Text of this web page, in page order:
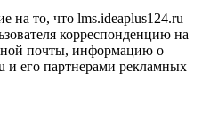
на то, что lms.ideaplus124.ru
корреспонденцию на
почты, информацию о
и его партнерами рекламных